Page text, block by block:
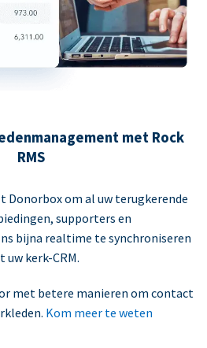
met Rock
RMS
Donorbox om al uw terugkerende
supporters en
bijna realtime te synchroniseren
uw kerk-CRM.
met betere manieren om contact
Kom meer te weten